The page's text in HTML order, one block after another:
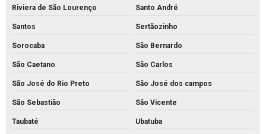
Piso de concreto valor
Piso de encaixe concreto
Piso intertravado 16 faces 8 cm
Piso intertravado 16 faces
Piso intertravado bloquete
Piso intertravado de concreto para calçadas
Piso intertravado de concreto preço m2
Riviera de São Lourenço Santo André
Santos Sertãozinho
Sorocaba São Bernardo
São Caetano São Carlos
São José do Rio Preto São José dos campos
São Sebastião São Vicente
Taubaté Ubatuba